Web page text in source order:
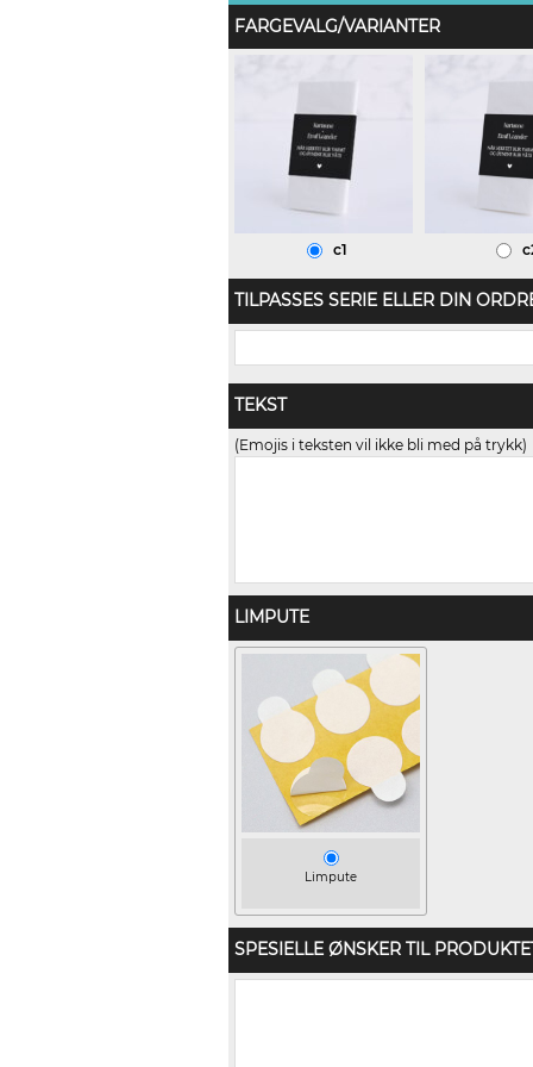
FARGEVALG/VARIANTER
c1
TILPASSES SERIE ELLER DIN
TEKST
(Emojis i teksten vil ikke bli med på trykk)
LIMPUTE
Limpute
SPESIELLE ØNSKER TIL